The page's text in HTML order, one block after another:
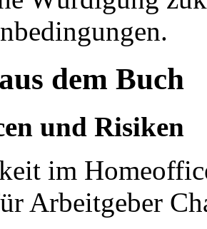
dem Buch
und Risiken
im
Arbeitgeber